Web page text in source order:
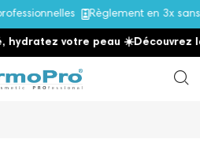
Règlement en 3x sans
votre peau ☀️Découvrez la